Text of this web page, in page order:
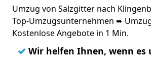
Umzug von Salzgitter nach
Top-Umzugsunternehmen ➨
Kostenlose Angebote in 1 Min.
✓ Wir helfen Ihnen, wenn es